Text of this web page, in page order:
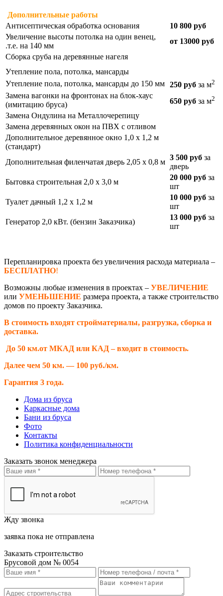
Дополнительные работы
Антисептическая обработка основания
10 800 руб
Увеличение высоты потолка на один венец,
.т.е. на 140 мм
от 13000 руб
Сборка сруба на деревянные нагеля
Утепление пола, потолка, мансарды
Утепление пола, потолка, мансарды до 150 мм 250 руб за м2
Замена вагонки на фронтонах на блок-хаус
(имитацию бруса)
650 руб за м2
Замена Ондулина на Металлочерепицу
Замена деревянных окон на ПВХ с отливом
Дополнительное деревянное окно 1,0 х 1,2 м
(стандарт)
Дополнительная филенчатая дверь 2,05 х 0,8 м
3 500 руб за
дверь
Бытовка строительная 2,0 х 3,0 м
20 000 руб за
шт
Туалет дачный 1,2 х 1,2 м
10 000 руб за
шт
Генератор 2,0 кВт. (бензин Заказчика)
13 000 руб за
шт
Перепланировка проекта без увеличения расхода материала –
БЕСПЛАТНО!
Возможны любые изменения в проектах – УВЕЛИЧЕНИЕ
или УМЕНЬШЕНИЕ размера проекта, а также строительство
домов по проекту Заказчика.
В стоимость входят стройматериалы, разгрузка, сборка и
доставка.
До 50 км.от МКАД или КАД – входит в стоимость.
Далее чем 50 км. — 100 руб./км.
Гарантия 3 года.
Дома из бруса
Каркасные дома
Бани из бруса
Фото
Контакты
Политика конфиденциальности
Заказать звонок менеджера
Жду звонка
заявка пока не отправлена
Заказать строительство
Брусовой дом № 0054